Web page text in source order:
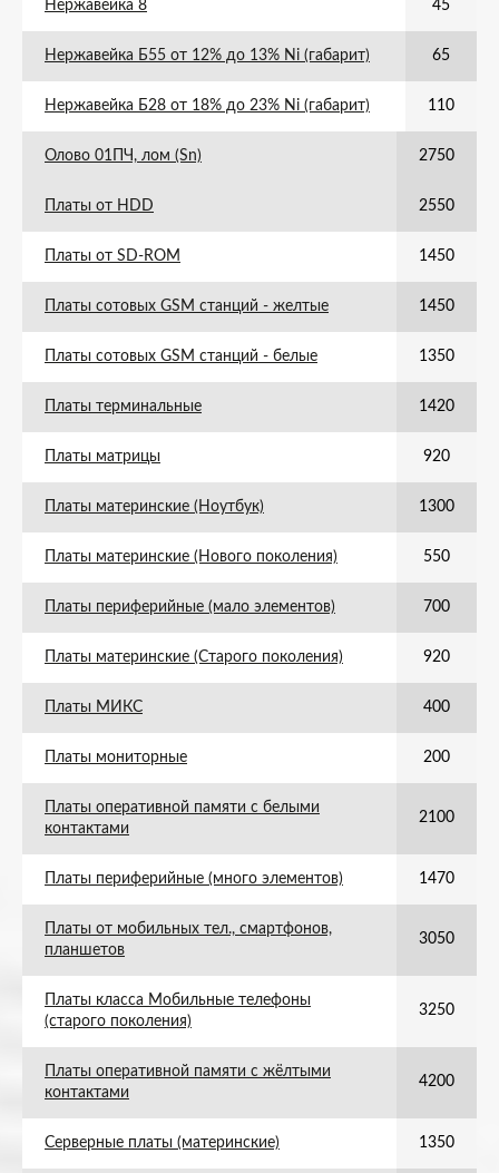
Нержавейка 8 45
Нержавейка Б55 от 12% до 13% Ni (габарит) 65
Нержавейка Б28 от 18% до 23% Ni (габарит) 110
Олово 01ПЧ, лом (Sn) 2750
Платы от HDD 2550
Платы от SD-ROM 1450
Платы сотовых GSM станций - желтые 1450
Платы сотовых GSM станций - белые 1350
Платы терминальные 1420
Платы матрицы 920
Платы материнские (Ноутбук) 1300
Платы материнские (Нового поколения) 550
Платы периферийные (мало элементов) 700
Платы материнские (Старого поколения) 920
Платы МИКС 400
Платы мониторные 200
Платы оперативной памяти с белыми
контактами
2100
Платы периферийные (много элементов) 1470
Платы от мобильных тел., смартфонов,
планшетов
3050
Платы класса Мобильные телефоны
(старого поколения)
3250
Платы оперативной памяти с жёлтыми
контактами
4200
Серверные платы (материнские) 1350